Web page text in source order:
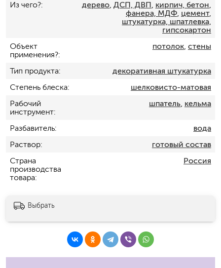
Из чего? дерево, ДСП, ДВП кирпич, бетон
фанера, МДФ, цемент,
штукатурка, шпатлевка,
гипсокартон
Объект
применения?
потолок, стены
Тип продукта
декоративная штукатурка
Степень блеска
шелковисто-матовая
Рабочий
инструмент
шпатель, кельма
Разбавитель
вода
Раствор
готовый состав
Страна
производства
товара
Россия
Выбрать